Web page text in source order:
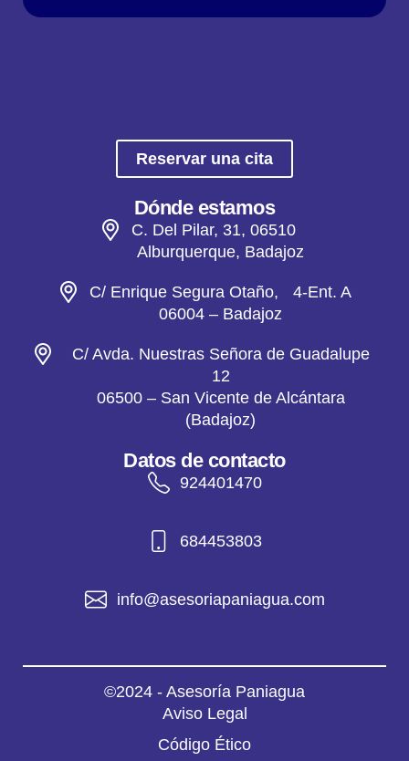
Reservar una cita
Dónde estamos
C. Del Pilar, 31, 06510
Alburquerque, Badajoz
C/ Enrique Segura Otaño, 4-Ent. A
06004 – Badajoz
C/ Avda. Nuestras Señora de Guadalupe
12
06500 – San Vicente de Alcántara
(Badajoz)
Datos de contacto
924401470
684453803
info@asesoriapaniagua.com
©2024 - Asesoría Paniagua
Aviso Legal
Código Ético